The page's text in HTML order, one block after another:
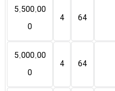
64
4
5.500.00
0
64
4
5.000.00
0